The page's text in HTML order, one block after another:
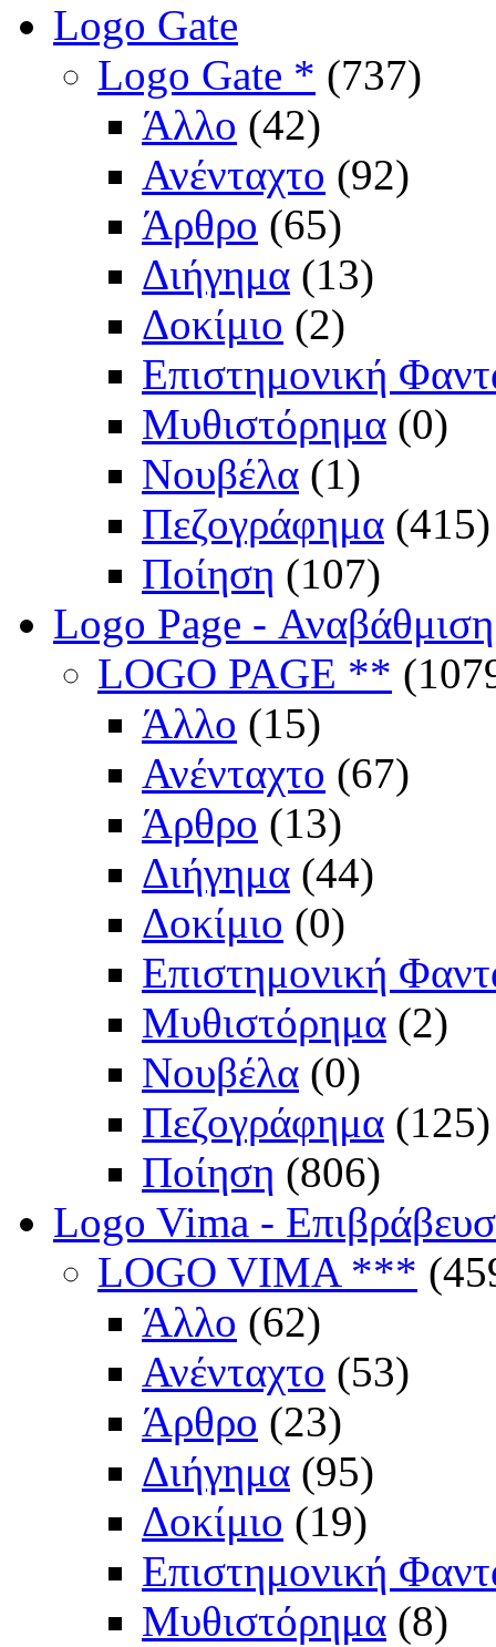
Logo Gate
Logo Gate * (737)
Άλλο (42)
Ανένταχτο (92)
Άρθρο (65)
Διήγημα (13)
Δοκίμιο (2)
Επιστημονική
Μυθιστόρημα (0)
Νουβέλα (1)
Πεζογράφημα (415)
Ποίηση (107)
Logo Page -
LOGO PAGE **
Άλλο (15)
Ανένταχτο (67)
Άρθρο (13)
Διήγημα (44)
Δοκίμιο (0)
Επιστημονική
Μυθιστόρημα (2)
Νουβέλα (0)
Πεζογράφημα (125)
Ποίηση (806)
Logo Vima -
LOGO VIMA ***
Άλλο (62)
Ανένταχτο (53)
Άρθρο (23)
Διήγημα (95)
Δοκίμιο (19)
Επιστημονική
Μυθιστόρημα (8)